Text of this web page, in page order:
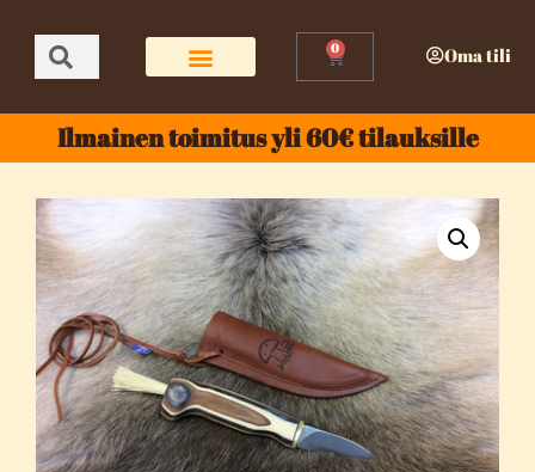
0 Oma tili
Ilmainen toimitus yli 60€ tilauksille